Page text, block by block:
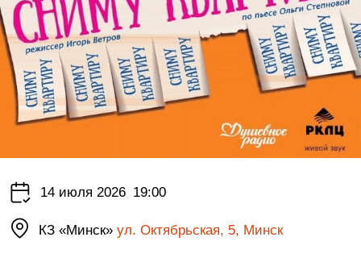
14 июля 2026 19:00
КЗ «Минск»ул. Октябрьская, 5, Минск